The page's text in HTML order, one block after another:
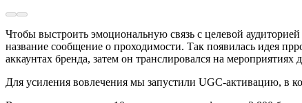
Чтобы выстроить эмоциональную связь с целевой
название сообщение о проходимости. Так появилась идея
аккаунтах бренда, затем он транслировался на
Для усиления вовлечения мы запустили UGC-активацию, в